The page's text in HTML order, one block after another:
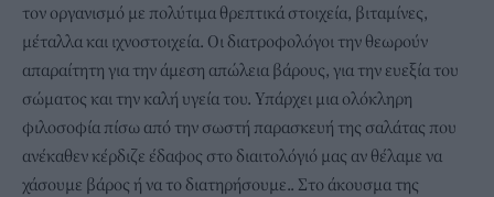
τον οργανισμό με πολύτιμα θρεπτικά στοιχεία, βιταμίνες,
μέταλλα και ιχνοστοιχεία. Οι διατροφολόγοι την θεωρούν
απαραίτητη για την άμεση απώλεια βάρους, για την ευεξία του
σώματος και την καλή υγεία του. Υπάρχει μια ολόκληρη
φιλοσοφία πίσω από την σωστή παρασκευή της σαλάτας που
ανέκαθεν κέρδιζε έδαφος στο διαιτολόγιό μας αν θέλαμε να
χάσουμε βάρος ή να το διατηρήσουμε.. Στο άκουσμα της